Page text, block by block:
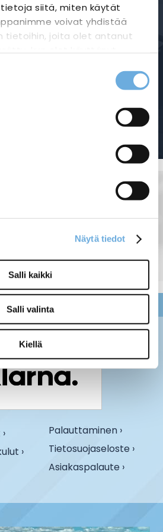
siitä, miten käytät
voivat yhdistää
tietoihin, joita olet antanut
kun olet käyttänyt
Näytä tiedot
Salli kaikki
Salli valinta
Kiellä
OTA YHTEYTTÄ ›
›
Palauttaminen ›
Tietosuojaseloste ›
Asiakaspalaute ›